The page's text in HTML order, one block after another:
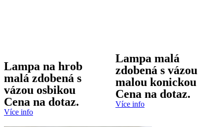
Lampa na hrob
malá zdobená s
vázou osbikou
Cena na dotaz.
Více info
Lampa malá
zdobená s vázou
malou konickou
Cena na dotaz.
Více info